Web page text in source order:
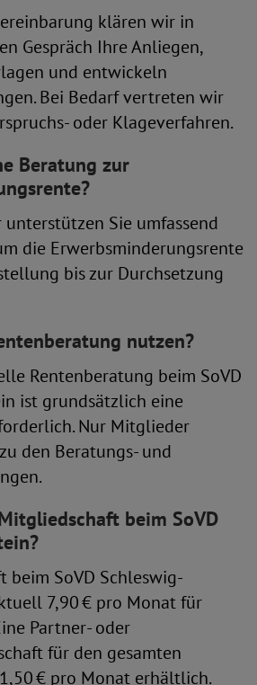
klären wir in
Gespräch Ihre Anliegen,
und entwickeln
Bei Bedarf vertreten wir
oder Klageverfahren.
Beratung zur
unterstützen Sie umfassend
die Erwerbsminderungsrente
bis zur Durchsetzung
nutzen?
Rentenberatung beim SoVD
ist grundsätzlich eine
Nur Mitglieder
den Beratungs- und
beim SoVD
beim SoVD Schleswig-
7,90 € pro Monat für
Partner- oder
für den gesamten
€ pro Monat erhältlich.